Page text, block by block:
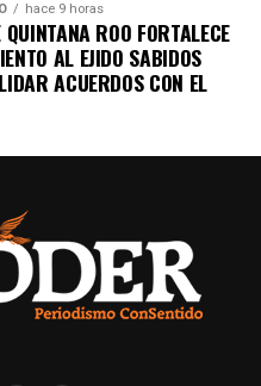
hace 9 horas
ROO FORTALECE
AL EJIDO SABIDOS
ACUERDOS CON EL